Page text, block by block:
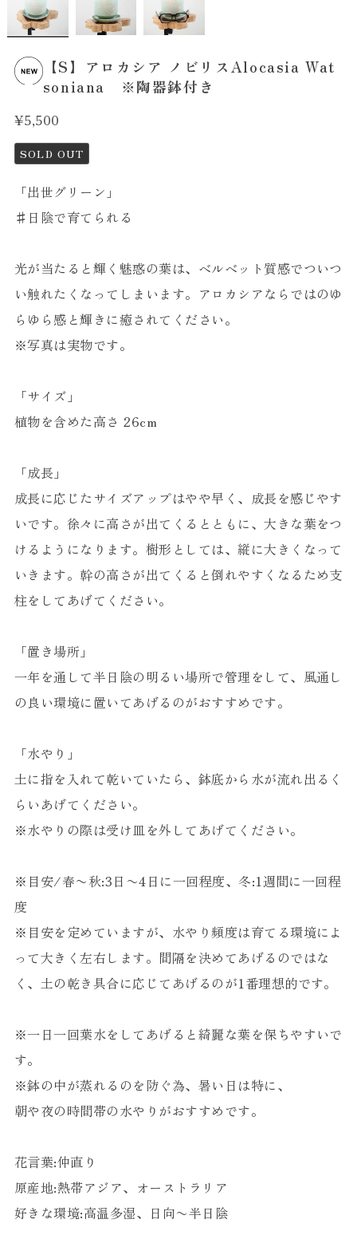
【S】アロカシア ノビリスAlocasia Wat
soniana ※陶器鉢付き
¥5,500
SOLD OUT
「出世グリーン」
♯日陰で育てられる
光が当たると輝く魅惑の葉は、ベルベット質感でついつ
い触れたくなってしまいます。アロカシアならではのゆ
らゆら感と輝きに癒されてください。
※写真は実物です。
「サイズ」
植物を含めた高さ 26cm
「成長」
成長に応じたサイズアップはやや早く、成長を感じやす
いです。徐々に高さが出てくるとともに、大きな葉をつ
けるようになります。樹形としては、縦に大きくなって
いきます。幹の高さが出てくると倒れやすくなるため支
柱をしてあげてください。
「置き場所」
一年を通して半日陰の明るい場所で管理をして、風通し
の良い環境に置いてあげるのがおすすめです。
「水やり」
土に指を入れて乾いていたら、鉢底から水が流れ出るく
らいあげてください。
※水やりの際は受け皿を外してあげてください。
※目安/春〜秋:3日〜4日に一回程度、冬:1週間に一回程
度
※目安を定めていますが、水やり頻度は育てる環境によ
って大きく左右します。間隔を決めてあげるのではな
く、土の乾き具合に応じてあげるのが1番理想的です。
※一日一回葉水をしてあげると綺麗な葉を保ちやすいで
す。
※鉢の中が蒸れるのを防ぐ為、暑い日は特に、
朝や夜の時間帯の水やりがおすすめです。
花言葉:仲直り
原産地:熱帯アジア、オーストラリア
好きな環境:高温多湿、日向〜半日陰